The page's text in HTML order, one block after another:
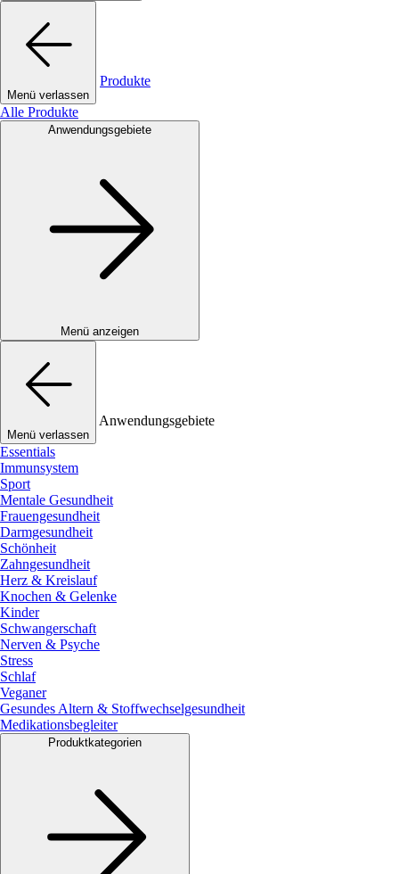
Menü verlassen
Produkte
Alle Produkte
Anwendungsgebiete
Menü anzeigen
Menü verlassen
Anwendungsgebiete
Essentials
Immunsystem
Sport
Mentale Gesundheit
Frauengesundheit
Darmgesundheit
Schönheit
Zahngesundheit
Herz & Kreislauf
Knochen & Gelenke
Kinder
Schwangerschaft
Nerven & Psyche
Stress
Schlaf
Veganer
Gesundes Altern & Stoffwechselgesundheit
Medikationsbegleiter
Produktkategorien